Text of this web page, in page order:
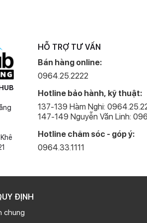
Apple vẫn sử dụng chất liệu kính mờ như
máy được cải thiện.
HỖ TRỢ TƯ VẤN
Bán hàng online:
0964.25.2222
Hotline bảo hành, kỹ thuật:
137-139 Hàm Nghi:
147-149 Nguyễn Văn Linh:
Hotline chăm sóc - góp ý:
0964.33.1111
ĐỊNH
chung